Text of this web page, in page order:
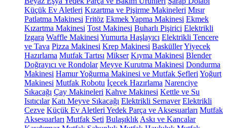
Küçük Ev Aletleri Kızartma ve Pişirme Makineleri Mısır
Patlatma Makinesi Fritöz Ekmek Yapma Makinesi Ekmek
Kızartma Makinesi Tost Makinesi Buharlı Pişirici Elektrikli
Izgara Waffle Makinesi Yumurta Haşlayıcı Elektrikli Tencere
ve Tava Pizza Makinesi Krep Makinesi BasküllerYiyecek
Hazırlama Mutfak Tartısı Mikser Kıyma Makinesi Blender
Doğrayıcı ve Rondolar Meyve Kurutma Makinesi Dondurma
Makinesi Hamur Yoğurma Makinesi ve Mutfak Şefleri Yoğurt
Makinesi Mutfak Robotu İçecek Hazırlama Narenciye
Sıkacağı Çay Makineleri Kahve Makinesi Kettle ve Su
Isıtıcılar Katı Meyve Sıkacağı Elektrikli Semaver Elektrikli
Cezve Küçük Ev Aletleri Yedek Parça ve Aksesuarları Mutfak
Aksesuarları Mutfak Seti Bulaşıklık Askı ve Kancalar